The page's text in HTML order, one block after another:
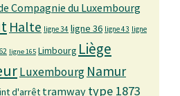
Compagnie du Luxembourg
Halte ligne 34 ligne 36 ligne 43 ligne
ligne 165 Limbourg Liège
Luxembourg Namur
d'arrêt tramway type 1873